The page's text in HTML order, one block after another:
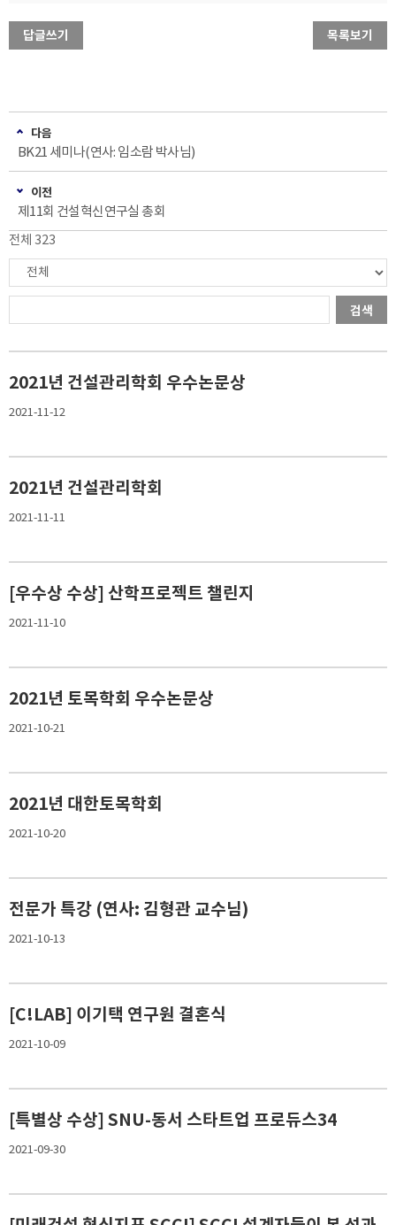
답글쓰기 목록보기
다음
BK21 세미나(연사: 임소람 박사님)
이전
제11회 건설혁신연구실 총회
전체 323
검색
2021년 건설관리학회 우수논문상
2021-11-12
2021년 건설관리학회
2021-11-11
[우수상 수상] 산학프로젝트 챌린지
2021-11-10
2021년 토목학회 우수논문상
2021-10-21
2021년 대한토목학회
2021-10-20
전문가 특강 (연사: 김형관 교수님)
2021-10-13
[C!LAB] 이기택 연구원 결혼식
2021-10-09
[특별상 수상] SNU-동서 스타트업 프로듀스34
2021-09-30